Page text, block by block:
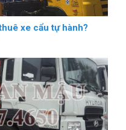
xe cẩu tự hành?